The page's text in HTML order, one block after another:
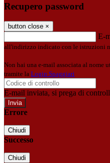
Recupero password
button close ×
E-
all'indirizzo indicato con le istruzioni
Non hai una e-mail associata al nome
tramite la Login Spaggiari
E-mail inviata, si prega di
Errore
Chiudi
Successo
Chiudi